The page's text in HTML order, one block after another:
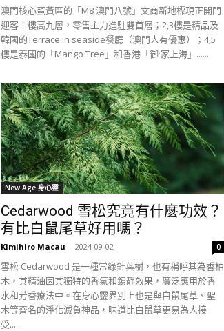
澳門核心蛋黃區的「M8 澳門八號」文商新地標現正開門
迎客！樓高九層，零售主力進駐雙首層；2,3樓是精品及
韓國的Terrace in seaside餐廳（澳門人有優惠）；4,5
樓是泰國的「Mango Tree」和香港「御·家上海」......
New Age 身心靈
Cedarwood 雪松究竟有什麼功效？
有比白鼠尾草好用嗎？
Kimihiro Macau - 2024-09-02 0
雪松 Cedarwood 是一種常綠針葉樹，也有稱呼其為香柏
木，其精油因其獨特的香氣和鎮靜效果，廣泛應用於香
水和芳香療法中。在身心靈界別上也是與白鼠尾草、聖
木等齊名的淨化滅負神品，味道比白鼠草更易為人接
受......